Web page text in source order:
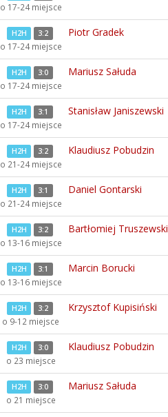
o 17-24 miejsce
H2H 3:2 Piotr Gradek
o 17-24 miejsce
H2H 3:0 Mariusz Sałuda
o 17-24 miejsce
H2H 3:1 Stanisław Janiszewski
o 17-24 miejsce
H2H 3:2 Klaudiusz Pobudzin
o 21-24 miejsce
H2H 3:1 Daniel Gontarski
o 21-24 miejsce
H2H 3:2 Bartłomiej Truszewski
o 13-16 miejsce
H2H 3:1 Marcin Borucki
o 13-16 miejsce
H2H 3:2 Krzysztof Kupisiński
o 9-12 miejsce
H2H 3:0 Klaudiusz Pobudzin
o 23 miejsce
H2H 3:0 Mariusz Sałuda
o 21 miejsce